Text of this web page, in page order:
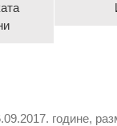
године,